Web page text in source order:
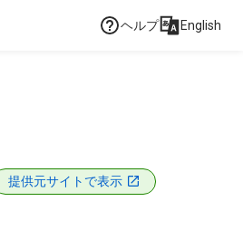
ヘルプ English
提供元サイトで表示